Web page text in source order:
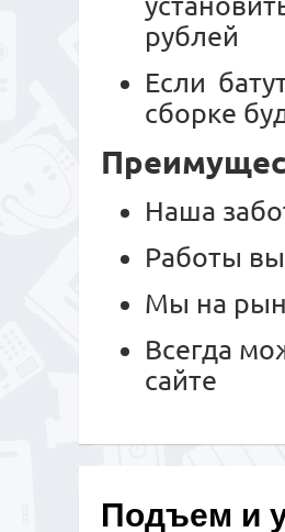
рублей
Если
сборке
Наша
Работы
Мы на
Всегда
сайте
Подъем и